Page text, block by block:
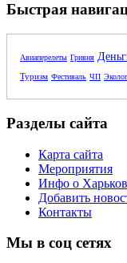
Быстрая
Авиаперелеты Гривня
Туризм Фестиваль ЧП
Разделы сайта
Карта сайта
Мероприятия
Инфо о
Добавить
Контакты
Мы в соц сетях